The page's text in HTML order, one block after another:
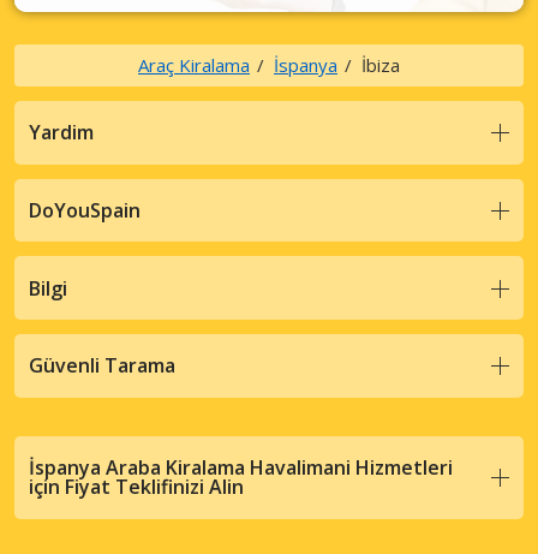
Araç Kiralama İspanya İbiza
Yardim
DoYouSpain
Bilgi
Güvenli Tarama
İspanya Araba Kiralama Havalimani Hizmetleri
için Fiyat Teklifinizi Alin